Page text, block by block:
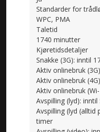
Standarder for
WPC, PMA
Taletid
1740 minutter
Kjøretidsdetaljer
Snakke (3G): inntil
Aktiv onlinebruk
Aktiv onlinebruk
Aktiv onlinebruk
Avspilling (lyd):
Avspilling (lyd (alltid
timer